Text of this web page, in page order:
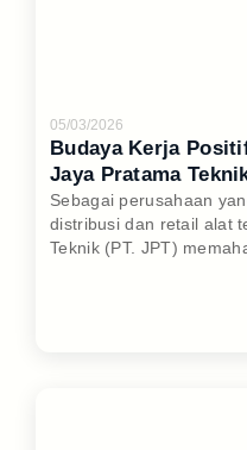
05/03/2026
Budaya Kerja
Jaya Pratama
Sebagai perusahaan
distribusi dan retail alat
Teknik (PT. JPT)